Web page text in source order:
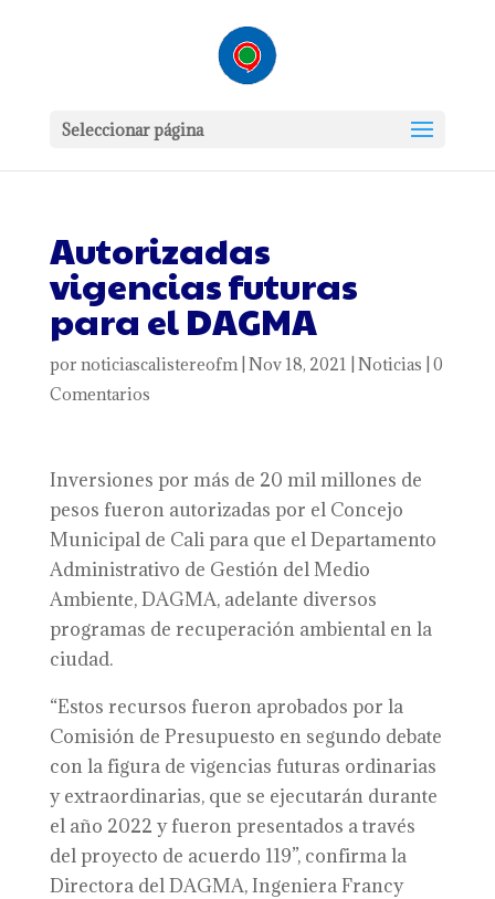
Seleccionar página
Autorizadas
vigencias futuras
para el DAGMA
por noticiascalistereofm| Nov 18, 2021 Noticias 0
Comentarios
Inversiones por más de 20 mil millones de
pesos fueron autorizadas por el Concejo
Municipal de Cali para que el Departamento
Administrativo de Gestión del Medio
Ambiente, DAGMA, adelante diversos
programas de recuperación ambiental en la
ciudad.
“Estos recursos fueron aprobados por la
Comisión de Presupuesto en segundo debate
con la figura de vigencias futuras ordinarias
y extraordinarias, que se ejecutarán durante
el año 2022 y fueron presentados a través
del proyecto de acuerdo 119”, confirma la
Directora del DAGMA, Ingeniera Francy